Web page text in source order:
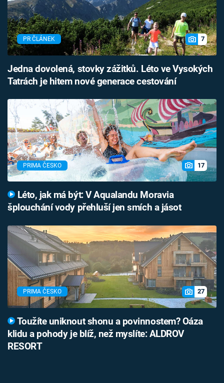
PR ČLÁNEK 7
Jedna dovolená, stovky zážitků. Léto ve Vysokých
Tatrách je hitem nové generace cestování
PRIMA ČESKO 17
Léto, jak má být: V Aqualandu Moravia
šplouchání vody přehluší jen smích a jásot
PRIMA ČESKO 27
Toužíte uniknout shonu a povinnostem? Oáza
klidu a pohody je blíž, než myslíte: ALDROV
RESORT